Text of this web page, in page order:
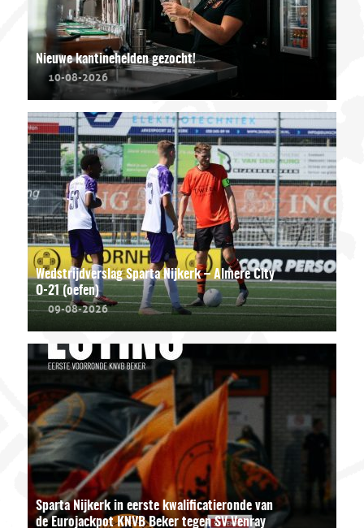
Nieuwe kantinehelden gezocht!
10-08-2026
Wedstrijdverslag Sparta Nijkerk – Almere City
O-21 (oefen)
09-08-2026
Sparta Nijkerk in eerste kwalificatieronde van
de Eurojackpot KNVB Beker tegen SV Venray